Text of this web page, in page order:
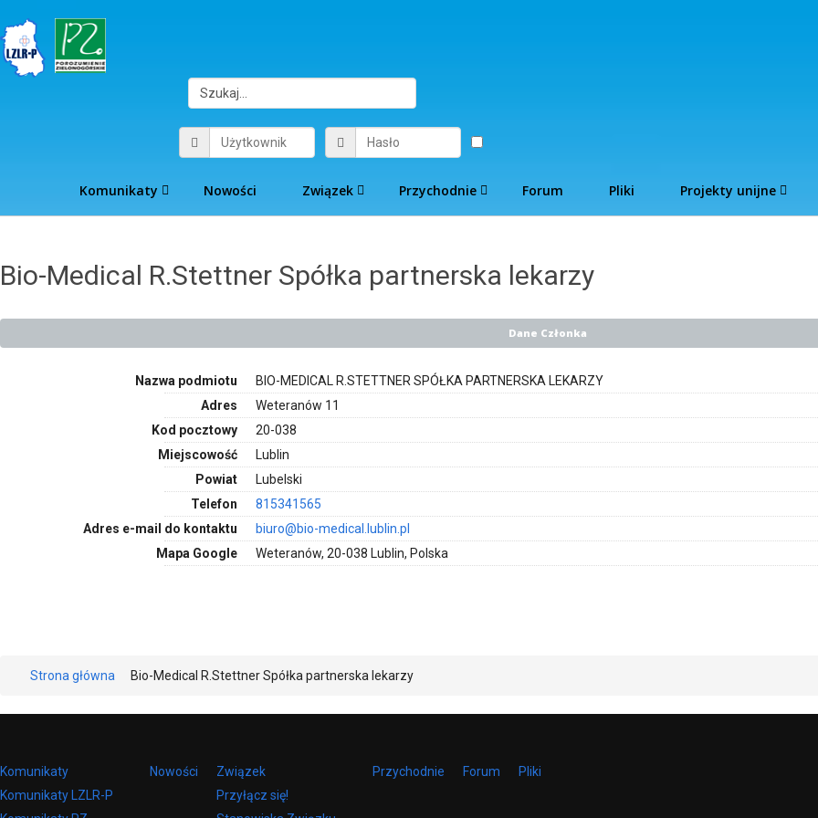
Komunikaty Nowości Związek Przychodnie Forum Pliki Projekty unijne
Bio-Medical R.Stettner Spółka partnerska lekarzy
Dane Członka
Nazwa podmiotu
BIO-MEDICAL R.STETTNER SPÓŁKA PARTNERSKA LEKARZY
Adres
Weteranów 11
Kod pocztowy
20-038
Miejscowość
Lublin
Powiat
Lubelski
Telefon
815341565
Adres e-mail do kontaktu
biuro@bio-medical.lublin.pl
Mapa Google
Weteranów, 20-038 Lublin, Polska
Strona główna Bio-Medical R.Stettner Spółka partnerska lekarzy
Komunikaty
Komunikaty LZLR-P
Nowości
Związek
Przyłącz się!
Przychodnie Forum Pliki